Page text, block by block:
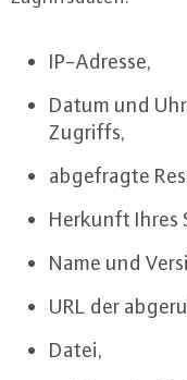
IP-Adres­se,
Datum und
Zugriffs,
ab­ge­frag­te
Herkunft Ihres
Name und
URL der
Datei,